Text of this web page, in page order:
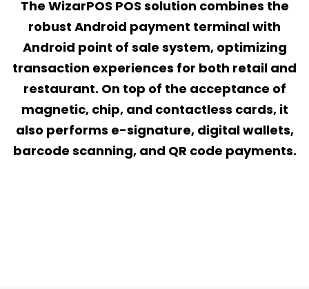
The WizarPOS POS solution combines the
robust Android payment terminal with
Android point of sale system, optimizing
transaction experiences for both retail and
restaurant. On top of the acceptance of
magnetic, chip, and contactless cards, it
also performs e-signature, digital wallets,
barcode scanning, and QR code payments.